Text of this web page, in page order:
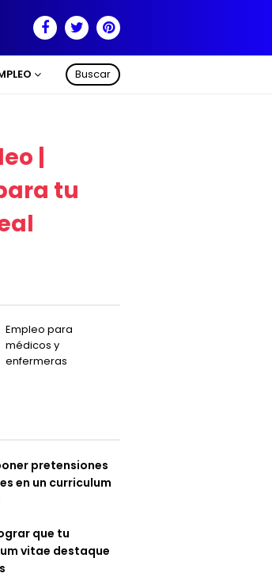
Buscar
|
tu
Empleo para
médicos y
enfermeras
pretensiones
en un curriculum
que tu
vitae destaque